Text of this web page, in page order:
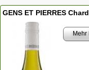
GENS ET PIERRES
Mehr